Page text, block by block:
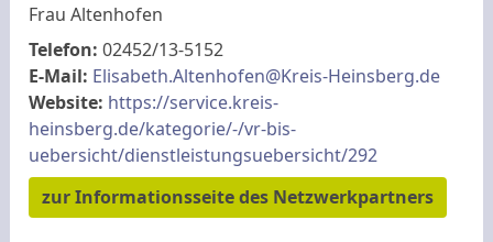
Frau Altenhofen
Telefon: 02452/13-5152
E-Mail: Elisabeth.Altenhofen@Kreis-Heinsberg.de
Website: https://service.kreis-
heinsberg.de/kategorie/-/vr-bis-
uebersicht/dienstleistungsuebersicht/292
zur Informationsseite des Netzwerkpartners